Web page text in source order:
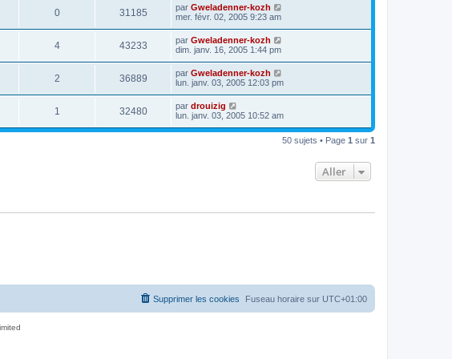
0 31185 par Gweladenner-kozh
mer. févr. 02, 2005 9:23 am
4 43233 par Gweladenner-kozh
dim. janv. 16, 2005 1:44 pm
2 36889 par Gweladenner-kozh
lun. janv. 03, 2005 12:03 pm
1 32480 par drouizig
lun. janv. 03, 2005 10:52 am
50 sujets • Page 1 sur 1
Aller
Fuseau horaire sur UTC+01:00
Supprimer les cookies